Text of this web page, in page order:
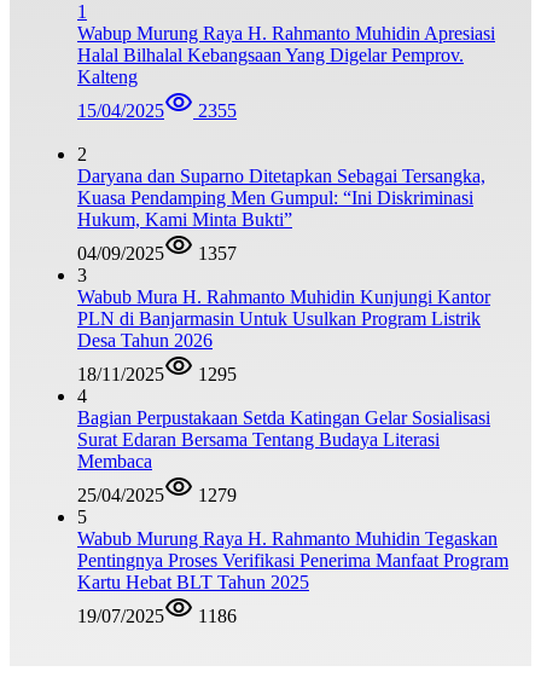
1
Wabup Murung Raya H. Rahmanto Muhidin Apresiasi
Halal Bilhalal Kebangsaan Yang Digelar Pemprov.
Kalteng
15/04/2025
2355
2
Daryana dan Suparno Ditetapkan Sebagai Tersangka,
Kuasa Pendamping Men Gumpul: “Ini Diskriminasi
Hukum, Kami Minta Bukti”
04/09/2025
1357
3
Wabub Mura H. Rahmanto Muhidin Kunjungi Kantor
PLN di Banjarmasin Untuk Usulkan Program Listrik
Desa Tahun 2026
18/11/2025
1295
4
Bagian Perpustakaan Setda Katingan Gelar Sosialisasi
Surat Edaran Bersama Tentang Budaya Literasi
Membaca
25/04/2025
1279
5
Wabub Murung Raya H. Rahmanto Muhidin Tegaskan
Pentingnya Proses Verifikasi Penerima Manfaat Program
Kartu Hebat BLT Tahun 2025
19/07/2025
1186